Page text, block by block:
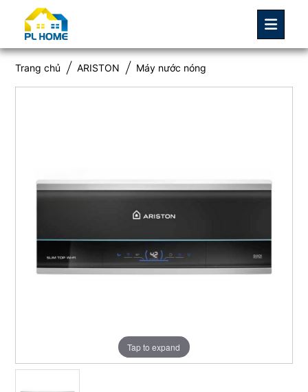
Trang chủ ARISTON Máy nước nóng
Tap to expand